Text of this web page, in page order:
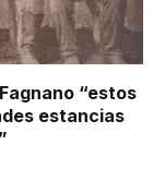
“estos
estancias